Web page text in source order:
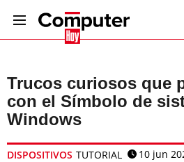
Trucos curiosos que
con el Símbolo de
Windows
DISPOSITIVOS TUTORIAL
10 jun